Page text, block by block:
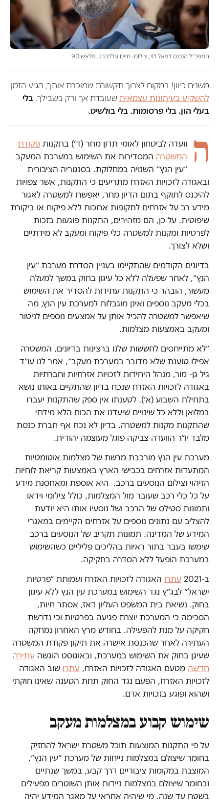
המפכ״ל הנכנס דניאל לוי, צילום: חיים גולדברג, פלאש 90
משנים כיוון! במקום לצרוך תקשורת שמוכרת אותך, הגיע הזמן
להשקיע בעיתונות עצמאיתשעובדת אך ורק בשבילך. בלי
בעלי הון. בלי פרסומות. בלי בולשיט.
ה וועדה לביטחון לאומי תדון מחר (ד׳) בתקנות פקודת
המשטרה המסדירות את השימוש במערכת המעקב
״עין הנץ״ השנויה במחלוקת. בסנגוריה הציבורית
ובאגודה לזכויות האזרח מתריעים כי התקנות, אשר צפויות
להיכנס לתוקף בתום הדיון מחר, יאפשרו למשטרה לאגור
מידע רב על אזרחים לתקופות ארוכות ללא פיקוח או ביקורת
שיפוטית. על כן, הם מזהירים, התקנות פוגעות בזכות
לפרטיות ומקנות למשטרה כלי פיקוח ומעקב לא מידתיים
ושלא לצורך.
בדיונים הקודמים שהתקיימו בעניין הסדרת מערכת ״עין
הנץ״, לאחר שפעלה ללא כל עיגון בחוק במשך למעלה
מעשור, הובהר כי התקנות עתידות להסדיר את השימוש
בכלי מעקב נוספים ואינן מוגבלות למערכת עין הנץ, מה
שיאפשר למשטרה להכיל אותן על אמצעים נוספים לניטור
ומעקב באמצעות מצלמות.
״לא מתייחסים לחששות שלנו ברצינות בדיונים, המשטרה
אפילו טוענת שלא מדובר במערכת מעקב״, אמר לנו עו״ד
גיל גן- מור, מנהל היחידות לזכויות אזרחיות וחברתיות
באגודה לזכויות האזרח שנכח בדיון שהתקיים באותו נושא
בתחילת השבוע (א׳). לטענתו אין ספק שהתקנות יעברו
במלואן וללא כל שינויים שיעדנו את הכוח הלא מידתי
שהתקנות מקנות למשטרה. בדיון לא נכח אף חברת כנסת
מלבד יו״ר הוועדה צביקה פוגל מעוצמה יהודית.
מערכת עין הנץ מורכבת מרשת של מצלמות אוטומטיות
המתעדות אזרחים בכבישי הארץ באמצעות קריאת לוחיות
הזיהוי וצילום הנוסעים ברכב. היא אוספת ומאחסנת מידע
על כל כלי רכב שעובר מול המצלמות, כולל צילומי וידאו
ותמונות סטילס של הרכב ושל נוסעיו אותו היא יודעת
להצליב עם נתונים נוספים על אזרחים הקיימים במאגרי
המידע של המדינה. תמונות תקריב של הנוסעים ברכב
שימשו בעבר בתור ראיות בהליכים פליליים כשהשימוש
במערכת הופעל ללא הסדרה בחקיקה.
ב-2021
עתרו האגודה לזכויות האזרח ועמותת ״פרטיות
ישראל״ לבג״ץ נגד השימוש במערכת עין הנץ ללא עיגון
בחוק. נשיאת בית המשפט העליון דאז, אסתר חיות,
הסכימה כי המערכת יוצרת פגיעה בפרטיות וכי נדרשת
חקיקה על מנת להפעילה. בחודש מרץ האחרון נמחקה
העתירה לאחר שהכנסת אישרה את תיקון פקודת המשטרה
שעיגן בחוק את השימוש במערכת, ובאוגוסט הוגשה עתירה
חדשה מטעם האגודה לזכויות האזרח, עתרו שוב האגודה
לזכויות האזרח, הפעם נגד החוק תחת הטענה שאינו חוקתי
ושהוא ופוגע בזכויות אדם.
שימוש קבוע במצלמות מעקב
על פי התקנות המוצעות תוכל משטרת ישראל להחזיק
בחומר שיצולם במצלמות נייחות של מערכת ״עין הנץ״,
המוצבת במקומות ציבוריים דרך קבע, במשך שנתיים
ובחומר שיצולם במצלמות ניידות אותן השוטרים מפעילים
בשטח עד שנה. מי שיהיה אחראי על מאגר המידע יהיה